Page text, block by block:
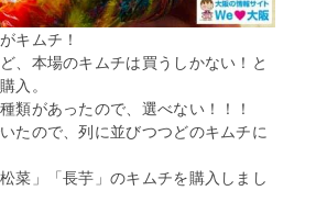
キムチ！
、本場のキムチは買うしかない！と
入。
類があったので、選べない！！！
たので、列に並びつつどのキムチに
菜」「長芋」のキムチを購入しまし